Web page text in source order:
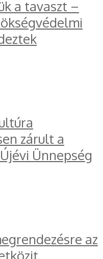
a tavaszt –
zárult a
Ünnepség
az